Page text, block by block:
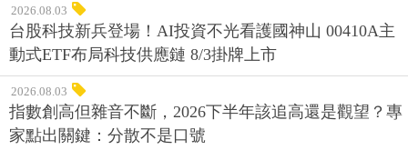
2026.08.03
台股科技新兵登場！AI投資不光看護國神山 00410A主
動式ETF布局科技供應鏈 8/3掛牌上市
2026.08.03
指數創高但雜音不斷，2026下半年該追高還是觀望？專
家點出關鍵：分散不是口號